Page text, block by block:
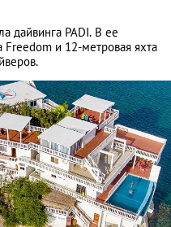
дайвинга PADI. В ее
и 12-метровая яхта